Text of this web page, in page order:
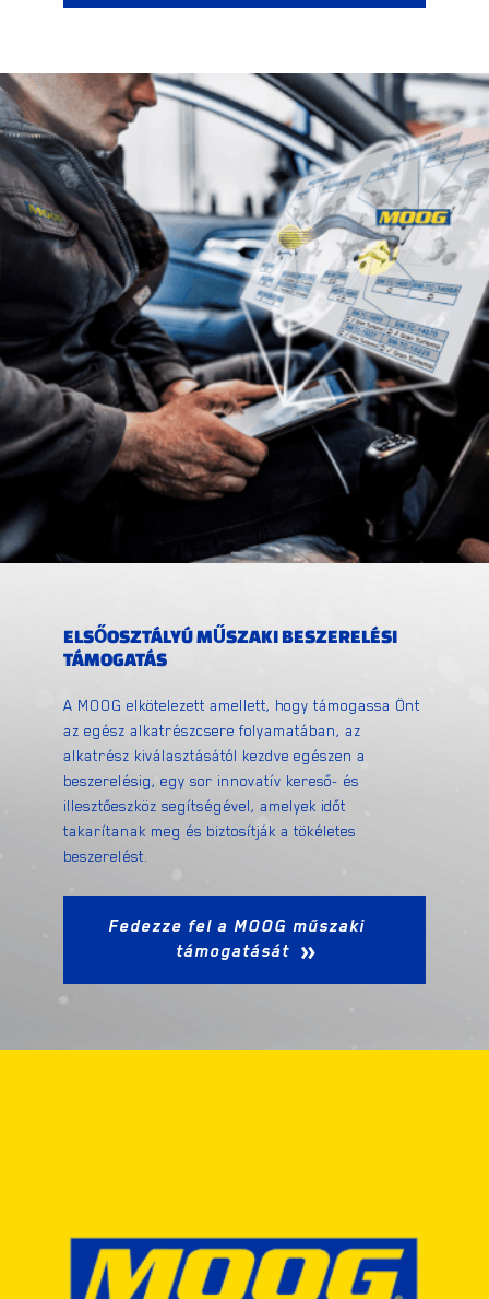
ELSŐOSZTÁLYÚ MŰSZAKI BESZERELÉSI
TÁMOGATÁS
A MOOG elkötelezett amellett, hogy támogassa Önt
az egész alkatrészcsere folyamatában, az
alkatrész kiválasztásától kezdve egészen a
beszerelésig, egy sor innovatív kereső- és
illesztőeszköz segítségével, amelyek időt
takarítanak meg és biztosítják a tökéletes
beszerelést.
Fedezze fel a MOOG műszaki
támogatását